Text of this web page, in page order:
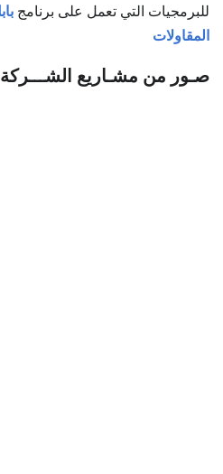
للبرمجيات التي تعمل على برنامج
المقاولات
صـور من مشـاريع الشـــركة